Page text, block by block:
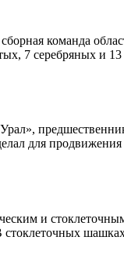
команда
7 серебряных и
Урал»,
для продвижения
и